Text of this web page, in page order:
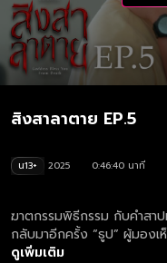
สิงสาลาตาย EP.5
น13+ 2025
0:46:40 นาที
ฆาตกรรมพิธีกรรม กับคำส
กลับมาอีกครั้ง “ธูป” ผู้มอง
วิทยาศาสตร์ ต้องร่วมมือกัน
ดูเพิ่มเติม